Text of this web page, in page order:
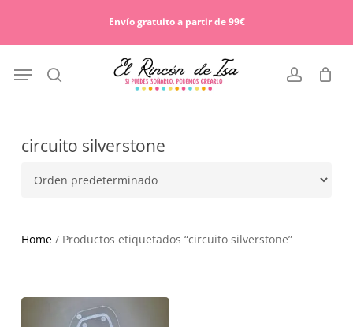
Envío gratuito a partir de 99€
search account
Menu
Cart
circuito silverstone
Home/ Productos etiquetados “circuito silverstone”